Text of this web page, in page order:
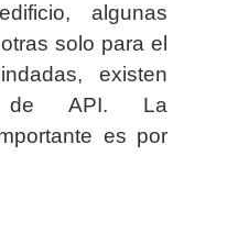
algunas
solo para el
existen
de API. La
es por